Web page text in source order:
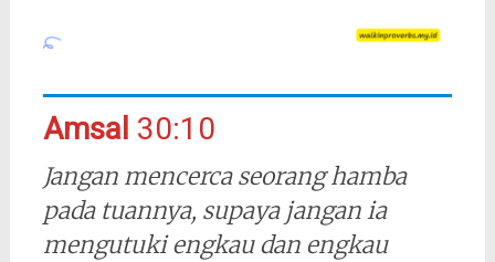
Amsal 30:10
Jangan mencerca seorang hamba
pada tuannya, supaya jangan ia
mengutuki engkau dan engkau